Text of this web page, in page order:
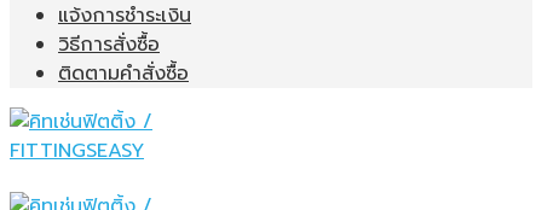
แจ้งการชำระเงิน
วิธีการสั่งซื้อ
ติดตามคำสั่งซื้อ